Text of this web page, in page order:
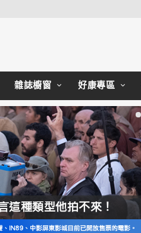
雜誌櫥窗 好康專區
這種類型他拍不來！